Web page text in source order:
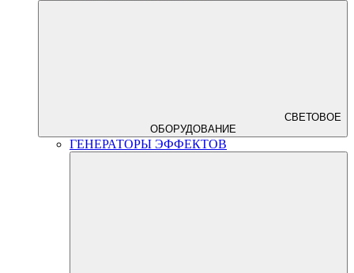
СВЕТОВОЕ
ОБОРУДОВАНИЕ
ГЕНЕРАТОРЫ ЭФФЕКТОВ